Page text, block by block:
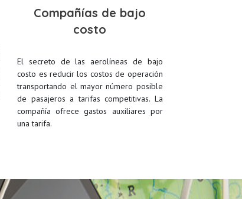
Compañías de bajo
costo
El secreto de las aerolíneas de bajo
costo es reducir los costos de operación
transportando el mayor número posible
de pasajeros a tarifas competitivas. La
compañía ofrece gastos auxiliares por
una tarifa.